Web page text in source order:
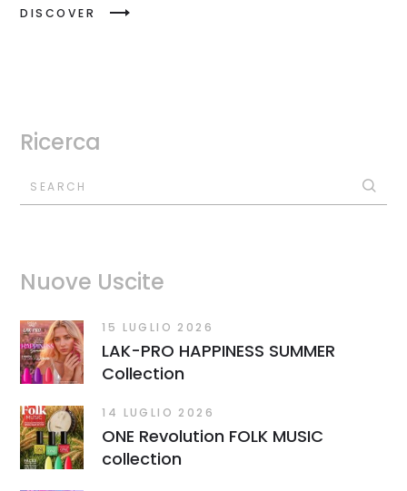
DISCOVER
Ricerca
SEARCH
Nuove Uscite
15 LUGLIO 2026
LAK-PRO HAPPINESS SUMMER
Collection
14 LUGLIO 2026
ONE Revolution FOLK MUSIC
collection